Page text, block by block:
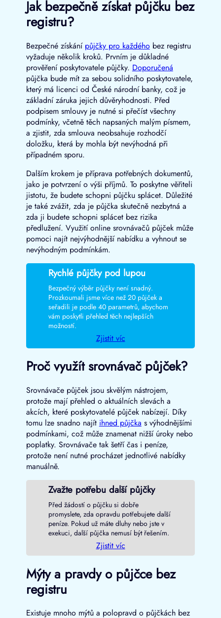
Jak bezpečně získat půjčku bez
registru?
Bezpečné získání půjčky pro každéhobez registru
vyžaduje několik kroků. Prvním je důkladné
prověření poskytovatele půjčky. Doporučená
půjčka bude mít za sebou solidního poskytovatele,
který má licenci od České národní banky, což je
základní záruka jejich důvěryhodnosti. Před
podpisem smlouvy je nutné si přečíst všechny
podmínky, včetně těch napsaných malým písmem,
a zjistit, zda smlouva neobsahuje rozhodčí
doložku, která by mohla být nevýhodná při
případném sporu.
Dalším krokem je příprava potřebných dokumentů,
jako je potvrzení o výši příjmů. To poskytne věřiteli
jistotu, že budete schopni půjčku splácet. Důležité
je také zvážit, zda je půjčka skutečně nezbytná a
zda ji budete schopni splácet bez rizika
předlužení. Využití online srovnávačů půjček může
pomoci najít nejvýhodnější nabídku a vyhnout se
nevýhodným podmínkám.
Rychlé půjčky pod lupou
Bezpečný výběr půjčky není snadný.
Prozkoumali jsme více než 20 půjček a
seřadili je podle 40 parametrů, abychom
vám poskytli přehled těch nejlepších
možností.
Zjistit víc
Proč využít srovnávač půjček?
Srovnávače půjček jsou skvělým nástrojem,
protože mají přehled o aktuálních slevách a
akcích, které poskytovatelé půjček nabízejí. Díky
tomu lze snadno najít ihned půjčka s výhodnějšími
podmínkami, což může znamenat nižší úroky nebo
poplatky. Srovnávače tak šetří čas i peníze,
protože není nutné procházet jednotlivé nabídky
manuálně.
Zvažte potřebu další půjčky
Před žádostí o půjčku si dobře
promyslete, zda opravdu potřebujete další
peníze. Pokud už máte dluhy nebo jste v
exekuci, další půjčka nemusí být řešením.
Zjistit víc
Mýty a pravdy o půjčce bez
registru
Existuje mnoho mýtů a polopravd o půjčkách bez